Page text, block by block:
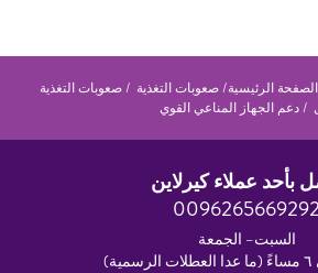
الرئيسية صعوبات التغذية
صعوبات التغذية
دعم الجهاز المناعي القوي
بأحد عملاء كيرلاين
0096265669292
السبت– الجمعة